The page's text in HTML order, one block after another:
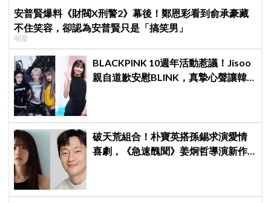
安普賢爆料《財閥X刑警2》幕後！鄭恩彩看到俞承豪藏
不住笑容，卻認為安普賢只是「搞笑男」
明星
BLACKPINK 10週年活動惹議！Jisoo
親自道歉安慰BLINK，真摯心聲讓韓
破天荒組合！朴寶英搭孫錫求演愛情
喜劇，《急速醜聞》姜炯哲導演新作